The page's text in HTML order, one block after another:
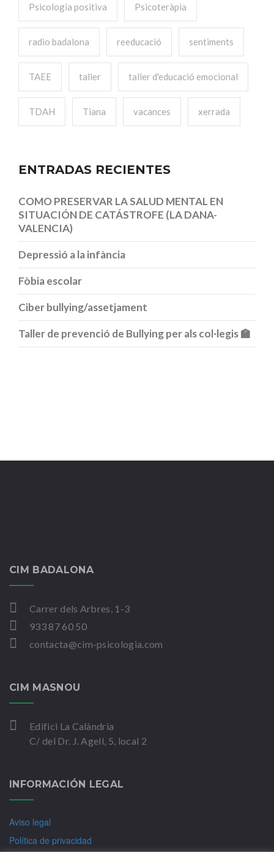
Psicologia positiva Psicoteràpia
radio badalona reeducació sentiments
TAEE taller taller d'educació emocional
TDAH Tiana vacances xerrada
ENTRADAS RECIENTES
COMO PRESERVAR LA SALUD MENTAL EN
SITUACIÓN DE CATÁSTROFE (LA DANA-
VALENCIA)
Depressió a la infància
Fòbia escolar
Ciber bullying/assetjament
Taller de prevenció de Bullying per als col·legis 🏫
CIM BADALONA
Carrer dels Arbres, 1-3
933 87 60 50
contacta@cim-psicologia.com
CIM MASNOU
Edifici La Calàndria
C/ del Dr. J. Agell, 5, local 2
INFORMACIÓN LEGAL
Aviso legal
Política de privacidad